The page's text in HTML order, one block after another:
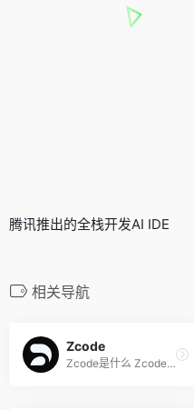
腾讯推出的全栈开发AI IDE
相关导航
Zcode
Zcode是什么 Zcode 是智谱AI...